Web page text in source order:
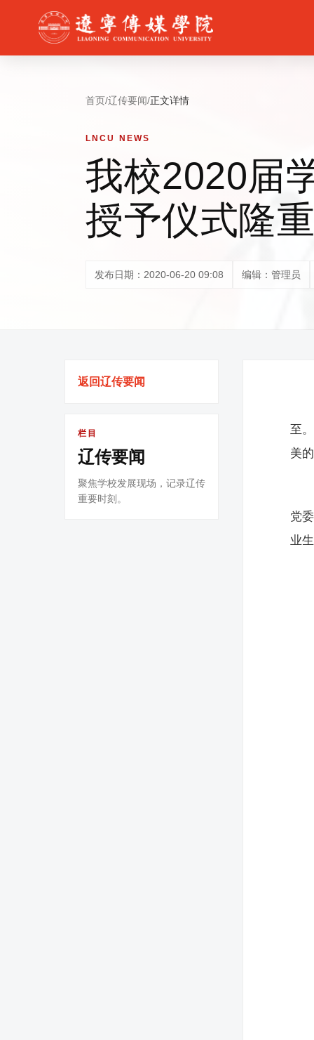
首页/辽传要闻/正文详情
LNCU NEWS
我校2020届
授予仪式隆
发布日期：2020-06-20 09:08 编辑：管理员
返回辽传要闻
栏目
辽传要闻
聚焦学校发展现场，记录辽传
重要时刻。
至
美
党
业